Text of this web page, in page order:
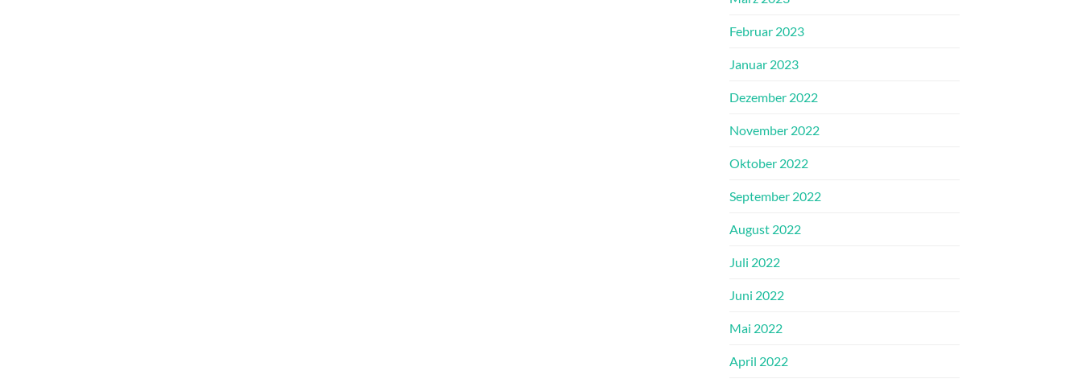
Februar 2023
Januar 2023
Dezember 2022
November 2022
Oktober 2022
September 2022
August 2022
Juli 2022
Juni 2022
Mai 2022
April 2022